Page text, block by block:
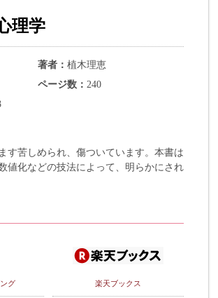
理学
著者
植木理恵
ページ数
240
す苦しめられ、傷ついています。本書は
値化などの技法によって、明らかにされ
グ 楽天ブックス